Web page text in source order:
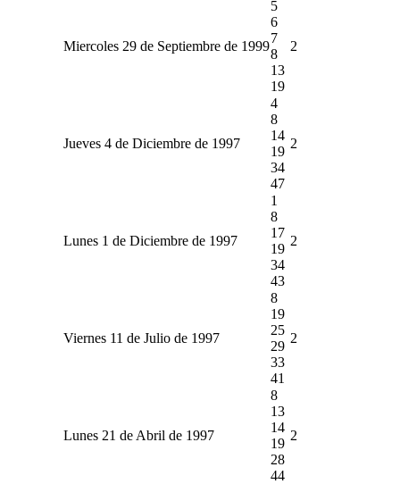
Miercoles 29 de Septiembre de 1999
5
6
7
8
13
19
2
Jueves 4 de Diciembre de 1997
4
8
14
19
34
47
2
Lunes 1 de Diciembre de 1997
1
8
17
19
34
43
2
Viernes 11 de Julio de 1997
8
19
25
29
33
41
2
Lunes 21 de Abril de 1997
8
13
14
19
28
44
2